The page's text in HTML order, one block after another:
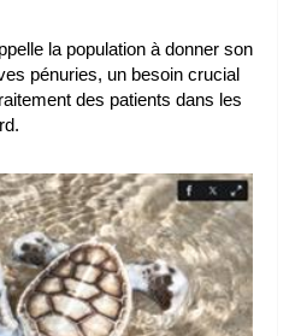
la population à donner son
pénuries, un besoin crucial
des patients dans les